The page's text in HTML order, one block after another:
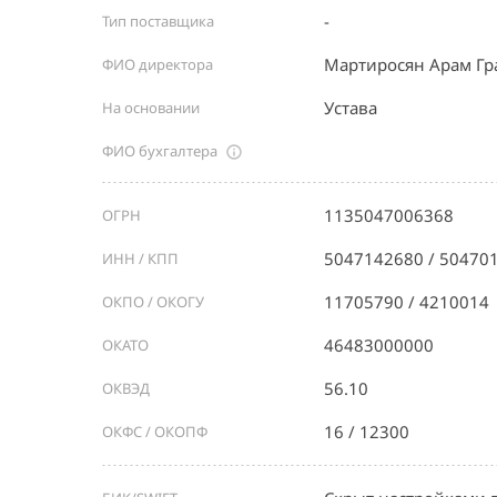
Тип поставщика -
ФИО директора Мартиросян Арам
На основании Устава
ФИО бухгалтера
ОГРН 1135047006368
ИНН / КПП 5047142680 /
ОКПО / ОКОГУ 11705790 / 4210014
ОКАТО 46483000000
ОКВЭД 56.10
ОКФС / ОКОПФ 16 / 12300